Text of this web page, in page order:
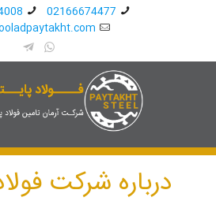
02166674477
درباره شرکت